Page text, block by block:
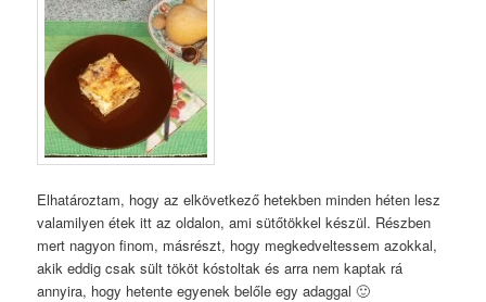
Elhatároztam, hogy az elkövetkező hetekben minden héten lesz
valamilyen étek itt az oldalon, ami sütőtökkel készül. Részben
mert nagyon finom, másrészt, hogy megkedveltessem azokkal,
akik eddig csak sült tököt kóstoltak és arra nem kaptak rá
annyira, hogy hetente egyenek belőle egy adaggal 🙂